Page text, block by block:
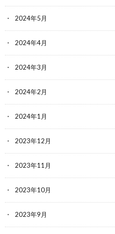
2024年5月
2024年4月
2024年3月
2024年2月
2024年1月
2023年12月
2023年11月
2023年10月
2023年9月